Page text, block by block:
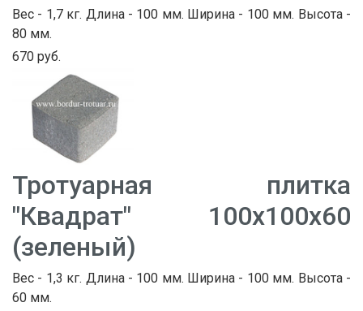
Вес - 1,7 кг. Длина - 100 мм. Ширина - 100 мм. Высота -
80 мм.
670 руб.
Тротуарная плитка
"Квадрат" 100х100х60
(зеленый)
Вес - 1,3 кг. Длина - 100 мм. Ширина - 100 мм. Высота -
60 мм.